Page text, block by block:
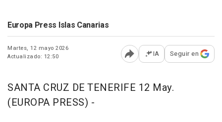
Europa Press Islas Canarias
Martes, 12 mayo 2026
Actualizado: 12:50
Abrir opciones para
IA Seguir en
SANTA CRUZ DE TENERIFE 12 May.
(EUROPA PRESS) -